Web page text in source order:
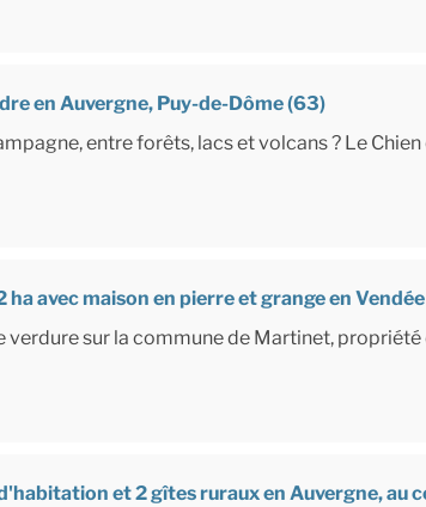
en Auvergne, Puy-de-Dôme (63)
entre forêts, lacs et volcans ? Le
avec maison en pierre et grange en Vendée
verdure sur la commune de Martinet,
et 2 gîtes ruraux en Auvergne, au